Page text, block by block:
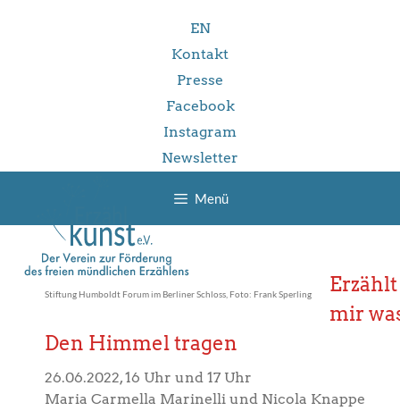
EN
Kontakt
Presse
Facebook
Instagram
Newsletter
Menü
Stiftung Humboldt Forum im Berliner Schloss, Foto: Frank Sperling
Erzählt
mir
Den Himmel tragen
26.06.2022, 16 Uhr und 17 Uhr
Maria Carmella Marinelli und Nicola Knappe